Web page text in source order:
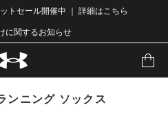
トセール開催中 ｜ 詳細はこちら
に関するお知らせ
ンニング ソックス